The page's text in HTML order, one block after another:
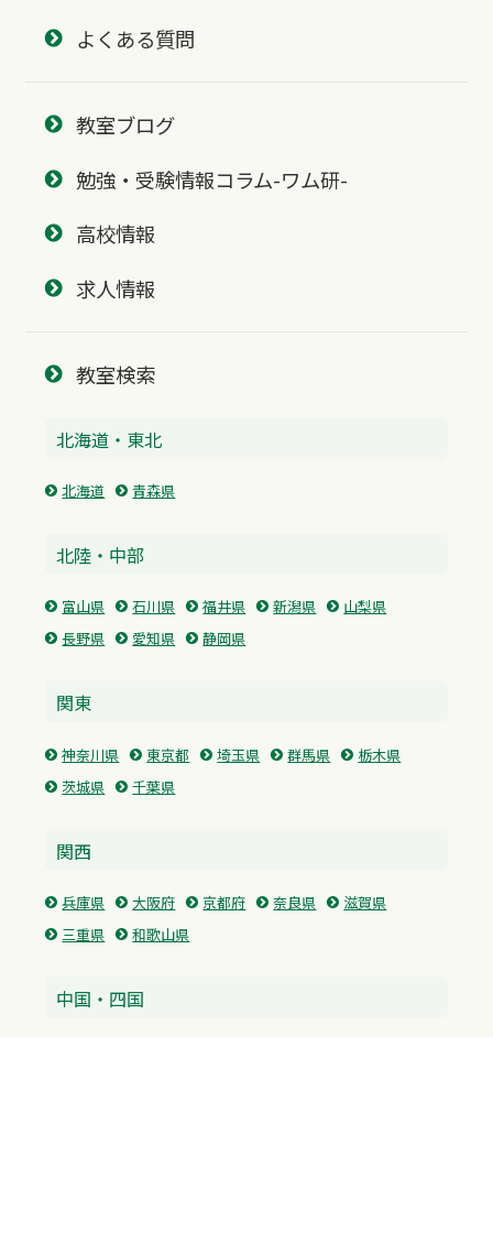
よくある質問
教室ブログ
勉強・受験情報コラム-ワム研-
高校情報
求人情報
教室検索
北海道・東北
北海道 青森県
北陸・中部
富山県 石川県 福井県 新潟県
山梨県
長野県
愛知県 静岡県
関東
神奈川県 東京都 埼玉県 群馬県
栃木県
茨城県
千葉県
関西
兵庫県 大阪府 京都府 奈良県
滋賀県
三重県
和歌山県
中国・四国